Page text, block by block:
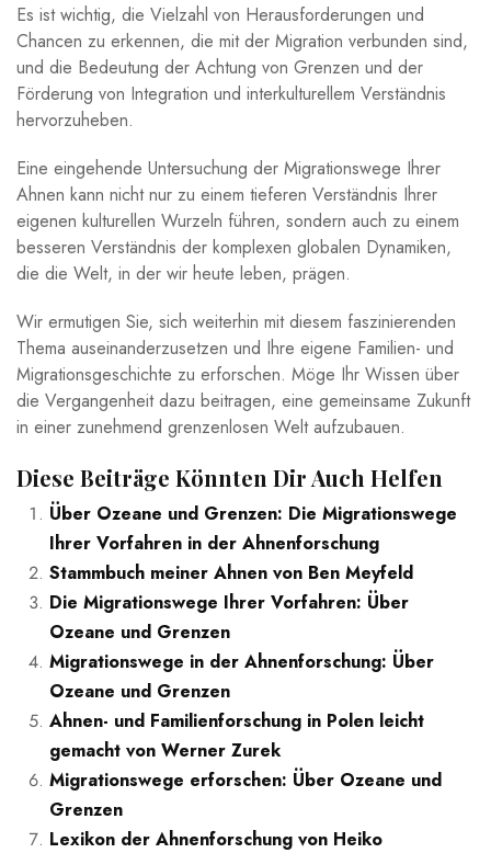
Es ist wichtig, die Vielzahl von Herausforderungen und ​
Chancen zu erkennen, die mit der Migration ‌verbunden sind,
und die⁣ Bedeutung‍ der ⁤Achtung ⁢von ‍Grenzen und‍ der
Förderung von ⁤Integration und interkulturellem Verständnis
hervorzuheben.
Eine⁣ eingehende‍ Untersuchung der‍ Migrationswege​ Ihrer
Ahnen ‌kann nicht nur ‌zu einem⁤ tieferen Verständnis Ihrer⁢
eigenen kulturellen Wurzeln⁤ führen, sondern auch zu einem
besseren Verständnis der komplexen globalen Dynamiken,
die die Welt, ‍in⁣ der wir heute leben, prägen.
Wir ermutigen Sie, sich weiterhin mit⁣ diesem faszinierenden​
Thema‌ auseinanderzusetzen und Ihre eigene Familien- und
Migrationsgeschichte​ zu erforschen. Möge Ihr Wissen ⁣über
die Vergangenheit‌ dazu beitragen, eine gemeinsame Zukunft
in einer‌ zunehmend grenzenlosen Welt aufzubauen.
Diese Beiträge Könnten Dir Auch Helfen
Über Ozeane und Grenzen: Die Migrationswege
Ihrer Vorfahren in der Ahnenforschung
Stammbuch meiner Ahnen von Ben Meyfeld
Die Migrationswege Ihrer Vorfahren: Über
Ozeane und Grenzen
Migrationswege in der Ahnenforschung: Über
Ozeane und Grenzen
Ahnen- und Familienforschung in Polen leicht
gemacht von Werner Zurek
Migrationswege erforschen: Über Ozeane und
Grenzen
Lexikon der Ahnenforschung von Heiko